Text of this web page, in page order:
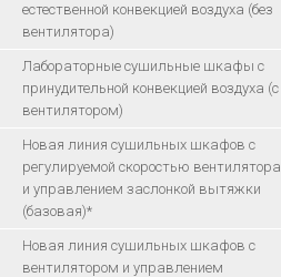
естественной конвекцией воздуха (без
вентилятора)
Лабораторные сушильные шкафы с
принудительной конвекцией воздуха (с
вентилятором)
Новая линия сушильных шкафов с
регулируемой скоростью вентилятора
и управлением заслонкой вытяжки
(базовая)*
Новая линия сушильных шкафов с
вентилятором и управлением